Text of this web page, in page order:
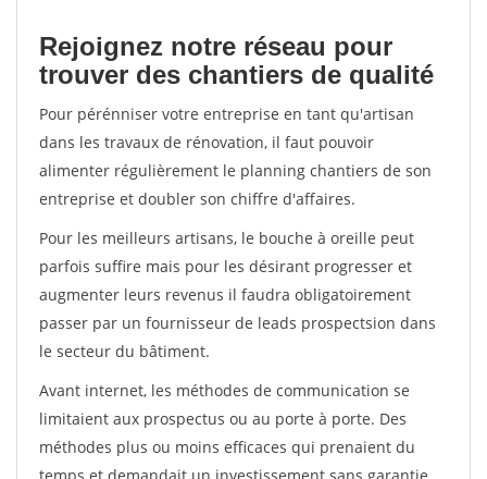
Rejoignez notre réseau pour
trouver des chantiers de qualité
Pour pérénniser votre entreprise en tant qu'artisan
dans les travaux de rénovation, il faut pouvoir
alimenter régulièrement le planning chantiers de son
entreprise et doubler son chiffre d'affaires.
Pour les meilleurs artisans, le bouche à oreille peut
parfois suffire mais pour les désirant progresser et
augmenter leurs revenus il faudra obligatoirement
passer par un fournisseur de leads prospectsion dans
le secteur du bâtiment.
Avant internet, les méthodes de communication se
limitaient aux prospectus ou au porte à porte. Des
méthodes plus ou moins efficaces qui prenaient du